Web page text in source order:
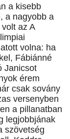
a kisebb
a nagyobb a
az A
volna: ha
Fábiánné
Janicsot
érem
csak sovány
versenyben
a pillanatban
legjobbjának
szövetség